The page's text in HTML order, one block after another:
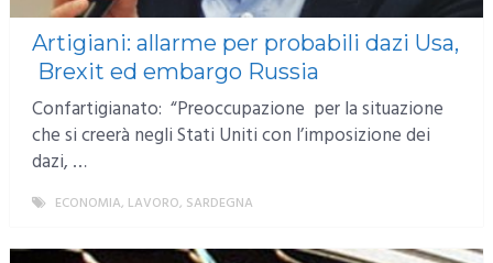
Artigiani: allarme per probabili dazi Usa,
Brexit ed embargo Russia
Confartigianato: “Preoccupazione per la situazione
che si creerà negli Stati Uniti con l’imposizione dei
dazi, …
ECONOMIA, LAVORO, SARDEGNA